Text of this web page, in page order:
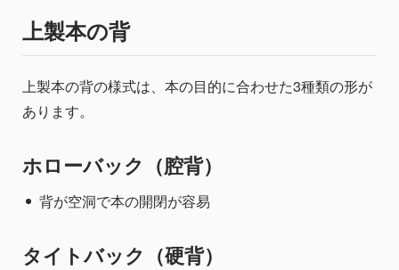
上製本の背
上製本の背の様式は、本の目的に合わせた3種類の形が
あります。
ホローバック（腔背）
背が空洞で本の開閉が容易
タイトバック（硬背）